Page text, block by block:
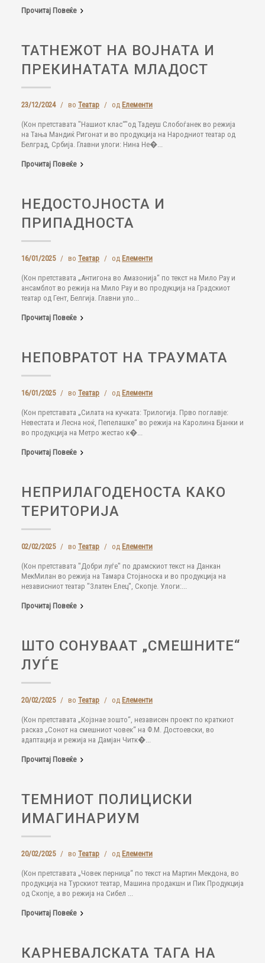
Прочитај Повеќе
ТАТНЕЖОТ НА ВОЈНАТА И
ПРЕКИНАТАТА МЛАДОСТ
23/12/2024 / во Театар / од Елементи
(Кон претставата "Нашиот клас“"од Тадеуш Слобоѓанек во режија
на Тања Мандиќ Ригонат и во продукција на Народниот театар од
Белград, Србија. Главни улоги: Нина Не�...
Прочитај Повеќе
НЕДОСТОЈНОСТА И
ПРИПАДНОСТА
16/01/2025 / во Театар / од Елементи
(Кон претставата „Антигона во Амазонија“ по текст на Мило Рау и
ансамблот во режија на Мило Рау и во продукција на Градскиот
театар од Гент, Белгија. Главни уло...
Прочитај Повеќе
НЕПОВРАТОТ НА ТРАУМАТА
16/01/2025 / во Театар / од Елементи
(Кон претставата „Силата на кучката: Трилогија. Прво поглавје:
Невестата и Лесна ноќ, Пепелашке“ во режија на Каролина Бјанки и
во продукција на Метро жестао к�...
Прочитај Повеќе
НЕПРИЛАГОДЕНОСТА КАКО
ТЕРИТОРИЈА
02/02/2025 / во Театар / од Елементи
(Кон претставата "Добри луѓе" по драмскиот текст на Данкан
МекМилан во режија на Тамара Стојаноска и во продукција на
независниот театар "Златен Елец", Скопје. Улоги:...
Прочитај Повеќе
ШТО СОНУВААТ „СМЕШНИТЕ“
ЛУЃЕ
20/02/2025 / во Театар / од Елементи
(Кон претставата „Којзнае зошто“, независен проект по краткиот
расказ „Сонот на смешниот човек“ на Ф.М. Достоевски, во
адаптација и режија на Дамјан Читк�...
Прочитај Повеќе
ТЕМНИОТ ПОЛИЦИСКИ
ИМАГИНАРИУМ
20/02/2025 / во Театар / од Елементи
(Кон претставата „Човек перница“ по текст на Мартин Мекдона, во
продукција на Турскиот театар, Машина продакшн и Пик Продукција
од Скопје, а во режија на Сибел ...
Прочитај Повеќе
КАРНЕВАЛСКАТА ТАГА НА